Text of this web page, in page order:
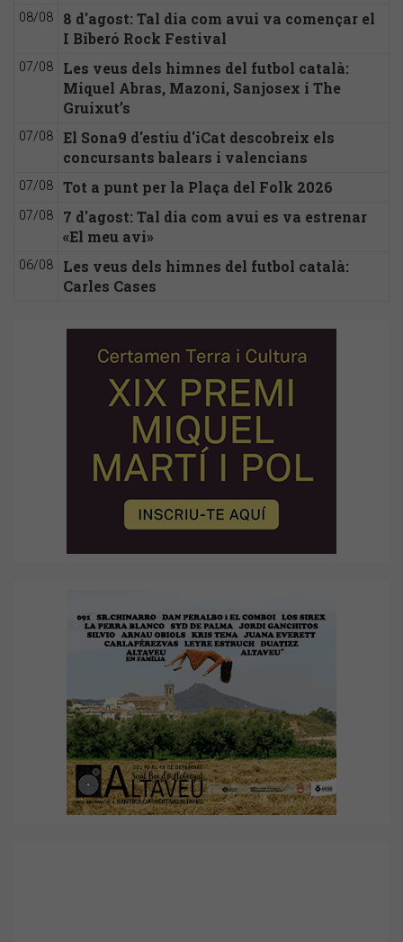
08/08
8 d'agost: Tal dia com avui va començar el
I Biberó Rock Festival
07/08
Les veus dels himnes del futbol català:
Miquel Abras, Mazoni, Sanjosex i The
Gruixut’s
07/08
El Sona9 d'estiu d'iCat descobreix els
concursants balears i valencians
07/08 Tot a punt per la Plaça del Folk 2026
07/08
7 d'agost: Tal dia com avui es va estrenar
«El meu avi»
06/08
Les veus dels himnes del futbol català:
Carles Cases